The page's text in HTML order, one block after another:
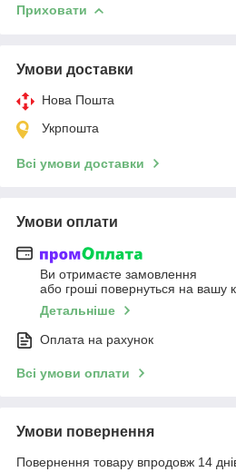
Приховати
Умови доставки
Нова Пошта
Укрпошта
Всі умови доставки
Умови оплати
Ви отримаєте замовлення
або гроші повернуться на вашу
Детальніше
Оплата на рахунок
Всі умови оплати
Умови повернення
Повернення товару впродовж 14